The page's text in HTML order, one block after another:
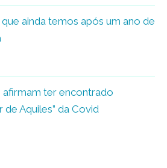
que ainda temos após um ano de
afirmam ter encontrado
de Aquiles” da Covid